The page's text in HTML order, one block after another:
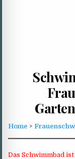
Home >
Das Schwimmbad